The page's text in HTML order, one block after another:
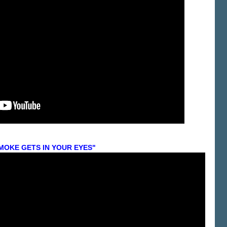
GETS IN YOUR EYES"